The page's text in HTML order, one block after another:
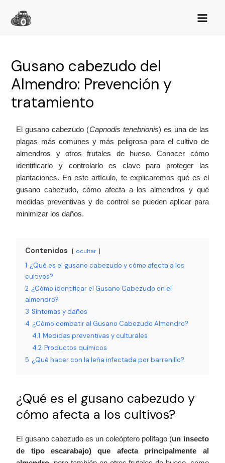
Gusano cabezudo del
Almendro: Prevención y
tratamiento
El gusano cabezudo (Capnodis tenebrionis) es una de las
plagas más comunes y más peligrosa para el cultivo de
almendros y otros frutales de hueso. Conocer cómo
identificarlo y controlarlo es clave para proteger las
plantaciones. En este artículo, te explicaremos qué es el
gusano cabezudo, cómo afecta a los almendros y qué
medidas preventivas y de control se pueden aplicar para
minimizar los daños.
Contenidos ocultar
1 ¿Qué es el gusano cabezudo y cómo afecta a los
cultivos?
2 ¿Cómo identificar el Gusano Cabezudo en el
almendro?
3 Síntomas y daños
4 ¿Cómo combatir al Gusano Cabezudo Almendro?
4.1 Medidas preventivas y culturales
4.2 Productos químicos
5 ¿Qué hacer con la leña infectada por barrenillo?
¿Qué es el gusano cabezudo y
cómo afecta a los cultivos?
El gusano cabezudo es un coleóptero polífago (un insecto
de tipo escarabajo) que afecta principalmente al